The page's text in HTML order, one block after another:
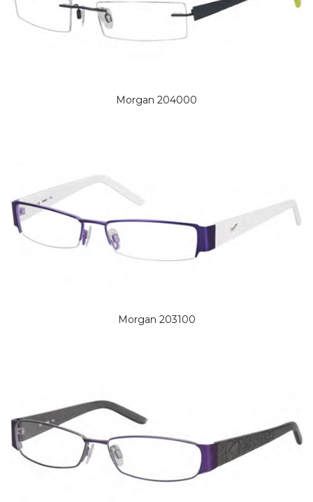
Morgan 204000
Morgan 203100